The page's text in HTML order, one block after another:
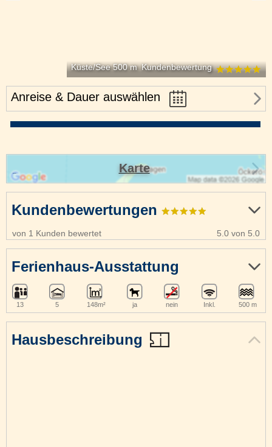
Küste/See 500 m Kundenbewertung
Anreise & Dauer auswählen
Hausbeschreibung
Kundenbewertungen
von 1 Kunden bewertet 5.0 von 5.0
Ferienhaus-Ausstattung
13 5 148m² ja nein Inkl. 500 m
Karte